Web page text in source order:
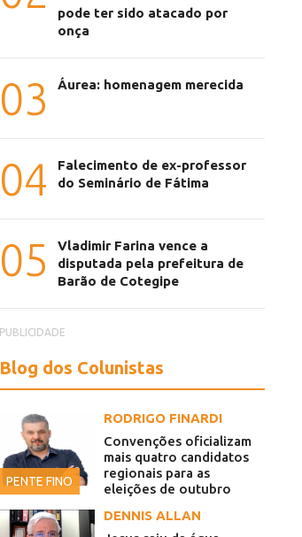
pode ter sido atacado por
onça
03 Áurea: homenagem merecida
04
Falecimento de ex-professor
do Seminário de Fátima
05
Vladimir Farina vence a
disputada pela prefeitura de
Barão de Cotegipe
PUBLICIDADE
Blog dos Colunistas
PENTE FINO
RODRIGO FINARDI
Convenções oficializam
mais quatro candidatos
regionais para as
eleições de outubro
DENNIS ALLAN